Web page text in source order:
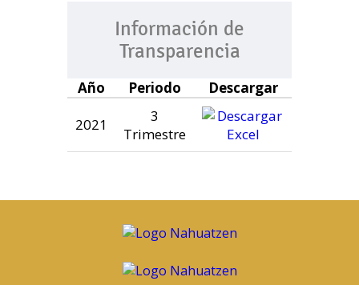
Información de
Transparencia
Año Periodo
Descargar
2021
3
Trimestre